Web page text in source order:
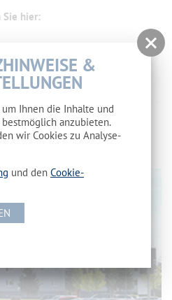
Sie hier:
//nächste Seite
&
Ihnen die Inhalte und
anzubieten.
wir Cookies zu Analyse-
und den Cookie-